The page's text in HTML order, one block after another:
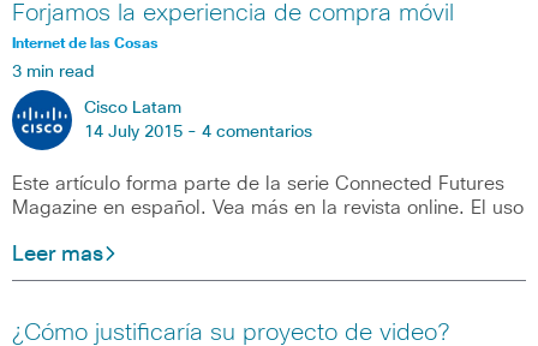
Forjamos la experiencia de compra móvil
Internet de las Cosas
3 min read
Cisco Latam
14 July 2015 - 4 comentarios
Este artículo forma parte de la serie Connected Futures
Magazine en español. Vea más en la revista online. El uso
Leer mas
¿Cómo justificaría su proyecto de video?